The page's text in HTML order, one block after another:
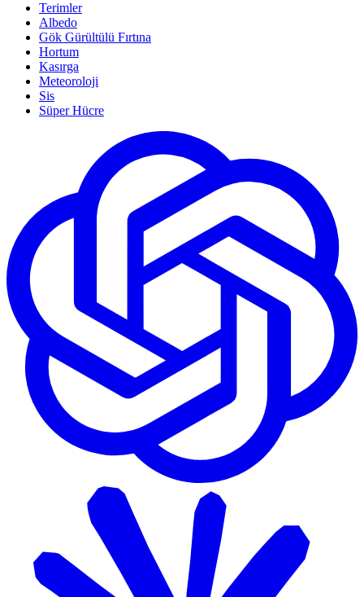
Terimler
Albedo
Gök Gürültülü Fırtına
Hortum
Kasırga
Meteoroloji
Sis
Süper Hücre